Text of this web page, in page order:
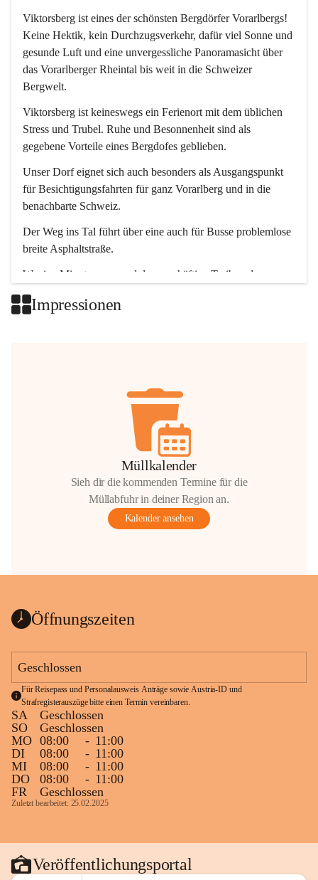
Viktorsberg ist eines der schönsten Bergdörfer Vorarlbergs!
Keine Hektik, kein Durchzugsverkehr, dafür viel Sonne und
gesunde Luft und eine unvergessliche Panoramasicht über
das Vorarlberger Rheintal bis weit in die Schweizer
Bergwelt.
Viktorsberg ist keineswegs ein Ferienort mit dem üblichen
Stress und Trubel. Ruhe und Besonnenheit sind als
gegebene Vorteile eines Bergdofes geblieben.
Unser Dorf eignet sich auch besonders als Ausgangspunkt
für Besichtigungsfahrten für ganz Vorarlberg und in die
benachbarte Schweiz.
Der Weg ins Tal führt über eine auch für Busse problemlose
breite Asphaltstraße.
Wenige Minuten nur, und das geschäftige Treiben der
Impressionen
Müllkalender
Sieh dir die kommenden Termine für die
Müllabfuhr in deiner Region an.
Kalender ansehen
Öffnungszeiten
Geschlossen
Für Reisepass und Personalausweis Anträge sowie Austria-ID und
Strafregisterauszüge bitte einen Termin vereinbaren.
SA
Geschlossen
SO
Geschlossen
MO 08:00 - 11:00
DI
08:00 - 11:00
MI
08:00 - 11:00
DO
08:00 - 11:00
FR
Geschlossen
Zuletzt bearbeitet: 25.02.2025
Veröffentlichungsportal